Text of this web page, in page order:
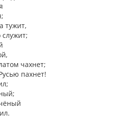
тужит,
чахнет;
пахнет!